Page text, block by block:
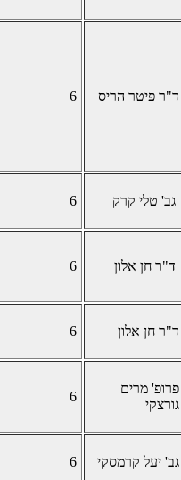
ד"ר פיטר הריס 6
גב' טלי קרק 6
ד"ר חן אלון 6
ד"ר חן אלון 6
פרופ' מרים
גורצקי
6
גב' יעל קרמסקי 6